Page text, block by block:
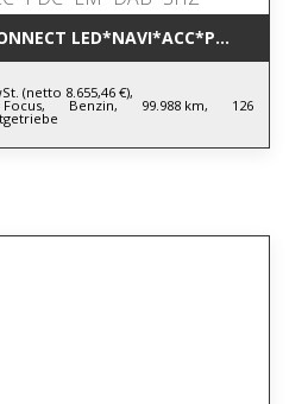
(netto 8.655,46 €),
Focus, Benzin, 99.988 km, 126